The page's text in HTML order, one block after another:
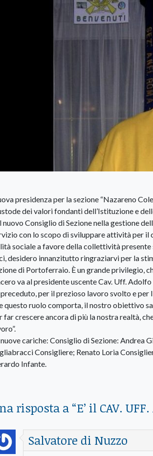
presidenza per la sezione “Nazareno
dei valori fondanti dell’Istituzione e
nuovo Consiglio di Sezione nella gestione
con lo scopo di sviluppare attività per
sociale a favore della collettività presente
desidero innanzitutto ringraziarvi per la
di Portoferraio. È un grande privilegio,
va al presidente uscente Cav. Uff.
per il prezioso lavoro svolto e per
questo ruolo comporta, il nostro obiettivo
far crescere ancora di più la nostra realtà,
nuove cariche: Consiglio di Sezione: Andrea
Consigliere; Renato Loria
Infante.
risposta a “E’ il CAV.
Salvatore di Nuzzo